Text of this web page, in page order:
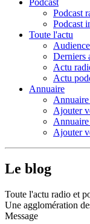
Podcast
Podcast
Podcast
Toute l'actu
Audience
Derniers
Actu
Actu
Annuaire
Ajouter
Annuaire
Ajouter
Le blog
Toute l'actu radio et
Une agglomération
Message